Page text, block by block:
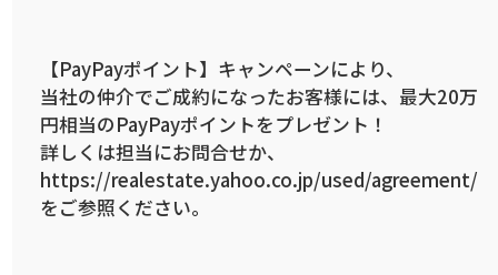
【PayPayポイント】キャンペーンにより、
当社の仲介でご成約になったお客様には、最大20万
円相当のPayPayポイントをプレゼント！
詳しくは担当にお問合せか、
https://realestate.yahoo.co.jp/used/agreement/
をご参照ください。